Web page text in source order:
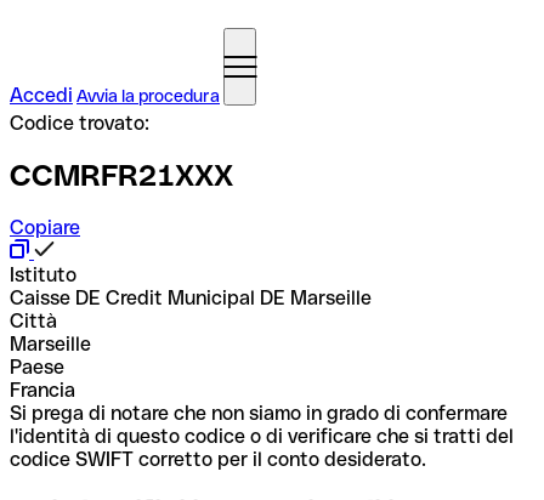
Accedi Avvia la procedura
Codice trovato:
CCMRFR21XXX
Copiare
Istituto
Caisse DE Credit Municipal DE Marseille
Città
Marseille
Paese
Francia
Si prega di notare che non siamo in grado di confermare
l'identità di questo codice o di verificare che si tratti del
codice SWIFT corretto per il conto desiderato.